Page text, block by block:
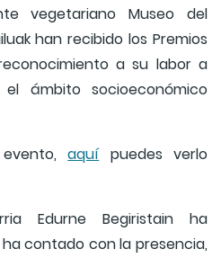
vegetariano Museo del
han recibido los Premios
a su labor a
ámbito socioeconómico
aquípuedes verlo
Edurne Begiristain ha
contado con la presencia,